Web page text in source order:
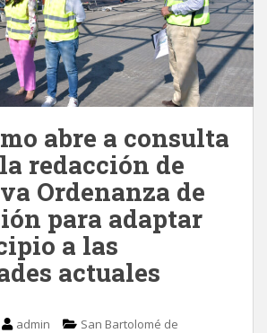
abre a consulta
redacción de
Ordenanza de
para adaptar
a las
actuales
admin
San Bartolomé de